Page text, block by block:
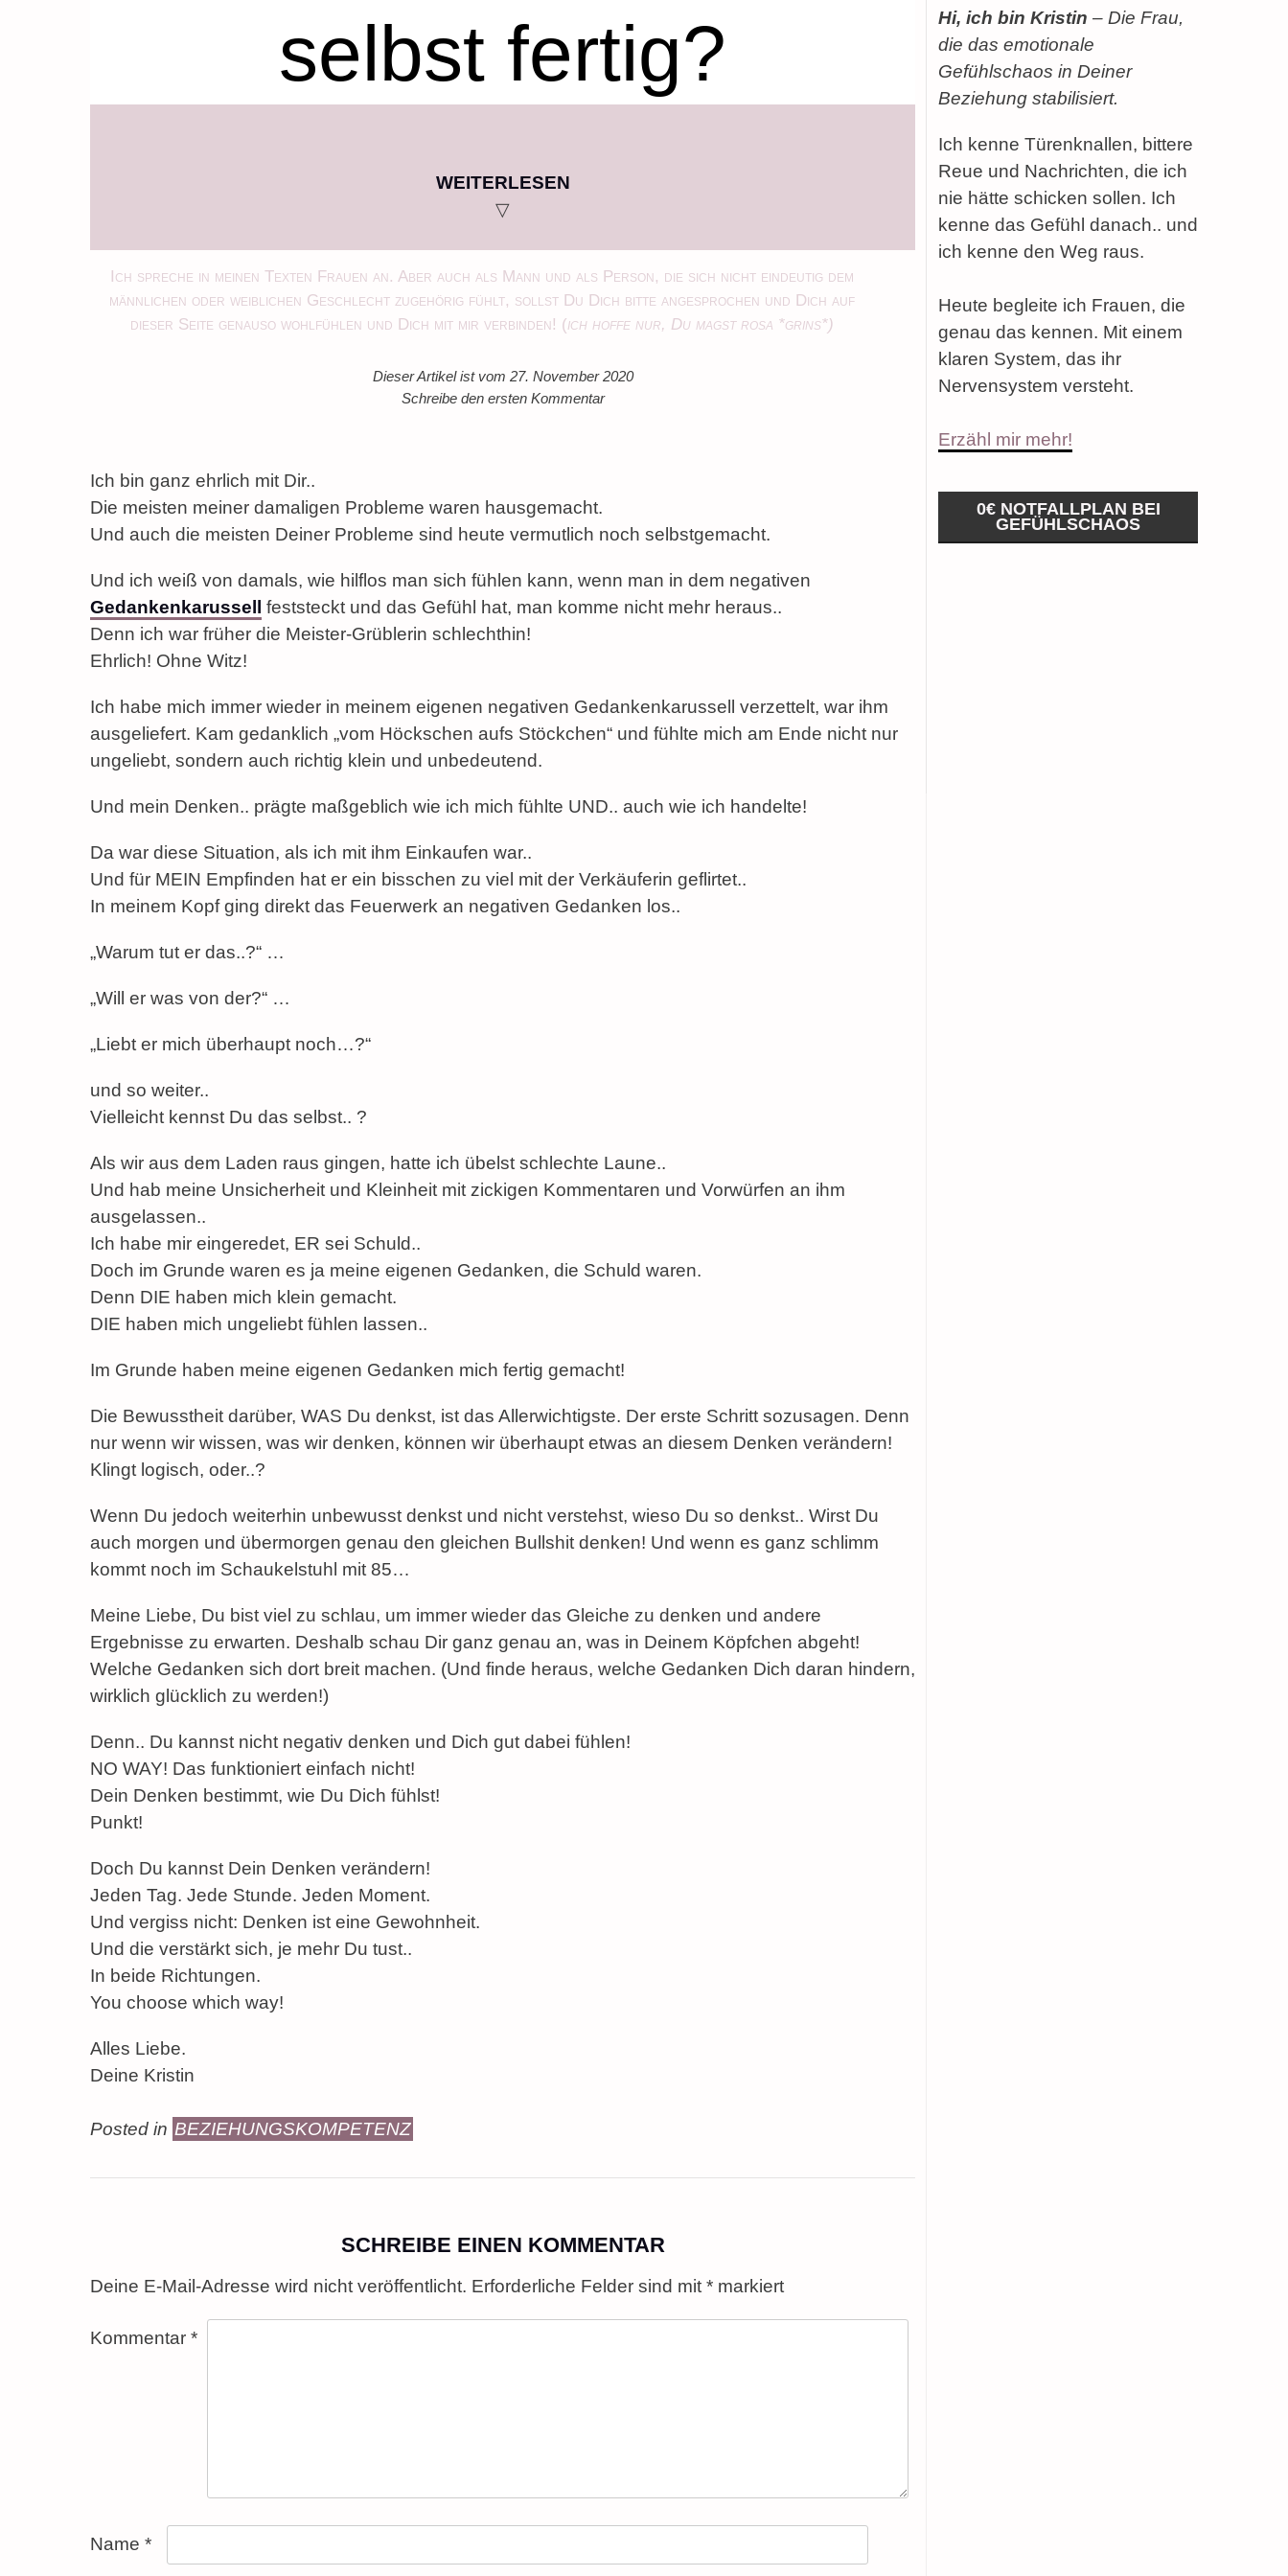
selbst fertig?
WEITERLESEN
▽
Ich spreche in meinen Texten Frauen an. Aber auch als Mann und als Person, die sich nicht eindeutig dem
männlichen oder weiblichen Geschlecht zugehörig fühlt, sollst Du Dich bitte angesprochen und Dich auf
dieser Seite genauso wohlfühlen und Dich mit mir verbinden! (ich hoffe nur, Du magst rosa *grins*)
Dieser Artikel ist vom 27. November 2020
Schreibe den ersten Kommentar
Ich bin ganz ehrlich mit Dir..
Die meisten meiner damaligen Probleme waren hausgemacht.
Und auch die meisten Deiner Probleme sind heute vermutlich noch selbstgemacht.
Und ich weiß von damals, wie hilflos man sich fühlen kann, wenn man in dem negativen
Gedankenkarussell
feststeckt und das Gefühl hat, man komme nicht mehr heraus..
Denn ich war früher die Meister-Grüblerin schlechthin!
Ehrlich! Ohne Witz!
Ich habe mich immer wieder in meinem eigenen negativen Gedankenkarussell verzettelt, war ihm
ausgeliefert. Kam gedanklich „vom Höckschen aufs Stöckchen“ und fühlte mich am Ende nicht nur
ungeliebt, sondern auch richtig klein und unbedeutend.
Und mein Denken.. prägte maßgeblich wie ich mich fühlte UND.. auch wie ich handelte!
Da war diese Situation, als ich mit ihm Einkaufen war..
Und für MEIN Empfinden hat er ein bisschen zu viel mit der Verkäuferin geflirtet..
In meinem Kopf ging direkt das Feuerwerk an negativen Gedanken los..
„Warum tut er das..?“ …
„Will er was von der?“ …
„Liebt er mich überhaupt noch…?“
und so weiter..
Vielleicht kennst Du das selbst.. ?
Als wir aus dem Laden raus gingen, hatte ich übelst schlechte Laune..
Und hab meine Unsicherheit und Kleinheit mit zickigen Kommentaren und Vorwürfen an ihm
ausgelassen..
Ich habe mir eingeredet, ER sei Schuld..
Doch im Grunde waren es ja meine eigenen Gedanken, die Schuld waren.
Denn DIE haben mich klein gemacht.
DIE haben mich ungeliebt fühlen lassen..
Im Grunde haben meine eigenen Gedanken mich fertig gemacht!
Die Bewusstheit darüber, WAS Du denkst, ist das Allerwichtigste. Der erste Schritt sozusagen. Denn
nur wenn wir wissen, was wir denken, können wir überhaupt etwas an diesem Denken verändern!
Klingt logisch, oder..?
Wenn Du jedoch weiterhin unbewusst denkst und nicht verstehst, wieso Du so denkst.. Wirst Du
auch morgen und übermorgen genau den gleichen Bullshit denken! Und wenn es ganz schlimm
kommt noch im Schaukelstuhl mit 85…
Meine Liebe, Du bist viel zu schlau, um immer wieder das Gleiche zu denken und andere
Ergebnisse zu erwarten. Deshalb schau Dir ganz genau an, was in Deinem Köpfchen abgeht!
Welche Gedanken sich dort breit machen. (Und finde heraus, welche Gedanken Dich daran hindern,
wirklich glücklich zu werden!)
Denn.. Du kannst nicht negativ denken und Dich gut dabei fühlen!
NO WAY! Das funktioniert einfach nicht!
Dein Denken bestimmt, wie Du Dich fühlst!
Punkt!
Doch Du kannst Dein Denken verändern!
Jeden Tag. Jede Stunde. Jeden Moment.
Und vergiss nicht: Denken ist eine Gewohnheit.
Und die verstärkt sich, je mehr Du tust..
In beide Richtungen.
You choose which way!
Alles Liebe.
Deine Kristin
Posted in BEZIEHUNGSKOMPETENZ
SCHREIBE EINEN KOMMENTAR
Deine E-Mail-Adresse wird nicht veröffentlicht. Erforderliche Felder sind mit * markiert
Kommentar *
Name *
Hi, ich bin Kristin – Die Frau,
die das emotionale
Gefühlschaos in Deiner
Beziehung stabilisiert.
Ich kenne Türenknallen, bittere
Reue und Nachrichten, die ich
nie hätte schicken sollen. Ich
kenne das Gefühl danach.. und
ich kenne den Weg raus.
Heute begleite ich Frauen, die
genau das kennen. Mit einem
klaren System, das ihr
Nervensystem versteht.
Erzähl mir mehr!
0€ NOTFALLPLAN BEI
GEFÜHLSCHAOS